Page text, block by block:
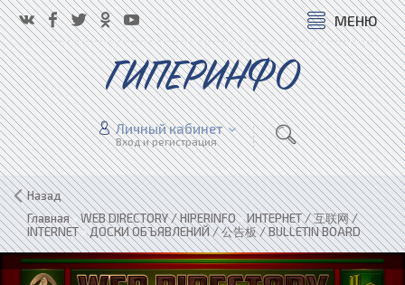
МЕНЮ
ГИПЕРИНФО
Личный кабинет
Вход и регистрация
Назад
Главная»WEB DIRECTORY / HIPERINFO»ИНТЕРНЕТ / 互联网 /
INTERNET»ДОСКИ ОБЪЯВЛЕНИЙ / 公告板 / BULLETIN BOARD